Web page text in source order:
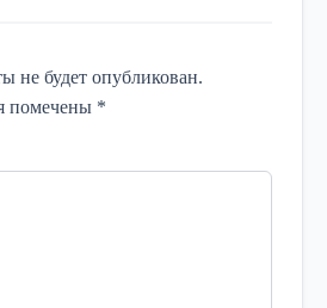
не будет опубликован.
помечены *